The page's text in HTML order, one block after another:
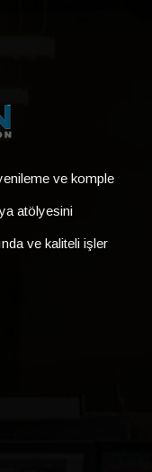
ve komple
atölyesini
ve kaliteli işler